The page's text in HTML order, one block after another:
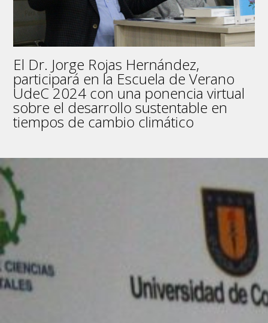
El Dr. Jorge Rojas Hernández,
participará en la Escuela de Verano
UdeC 2024 con una ponencia virtual
sobre el desarrollo sustentable en
tiempos de cambio climático